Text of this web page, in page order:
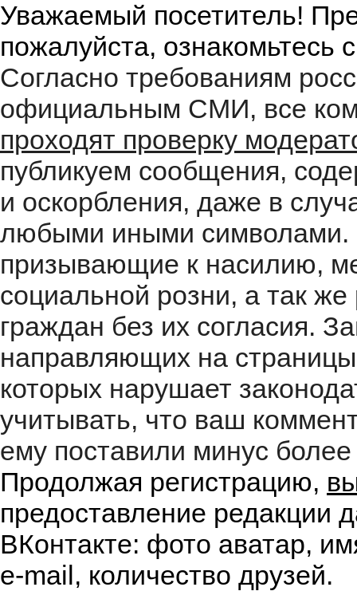
Уважаемый посетитель!
пожалуйста, ознакомьтесь
Согласно требованиям
официальным СМИ, все
проходят проверку
публикуем сообщения,
и оскорбления, даже в
любыми иными символами.
призывающие к насилию,
социальной розни, а так
граждан без их согласия.
направляющих на
которых нарушает
учитывать, что ваш
ему поставили минус
Продолжая регистрацию,
предоставление редакции
ВКонтакте: фото аватар,
e-mail, количество друзей.